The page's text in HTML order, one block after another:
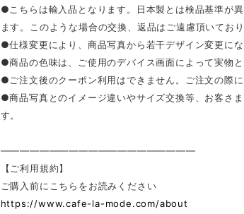
●こちらは輸入品となります。日本製とは検品基準が
ます。このような場合の交換、返品はご遠慮頂いており
●仕様変更により、商品写真から若干デザイン変更にな
●商品の色味は、ご使用のデバイス画面によって実物
●ご注文後のクーポン利用はできません。ご注文の際
●商品写真とのイメージ違いやサイズ交換等、お客さ
す。
————————————————————
【ご利用規約】
ご購入前にこちらをお読みください
https://www.cafe-la-mode.com/about